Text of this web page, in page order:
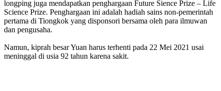
longping juga mendapatkan penghargaan Future Sience Prize – Life
Science Prize. Penghargaan ini adalah hadiah sains non-pemerintah
pertama di Tiongkok yang disponsori bersama oleh para ilmuwan
dan pengusaha.
Namun, kiprah besar Yuan harus terhenti pada 22 Mei 2021 usai
meninggal di usia 92 tahun karena sakit.